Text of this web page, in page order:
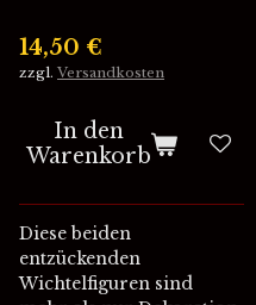
14,50 €
zzgl. Versandkosten
In den
Warenkorb
Diese beiden
entzückenden
Wichtelfiguren sind